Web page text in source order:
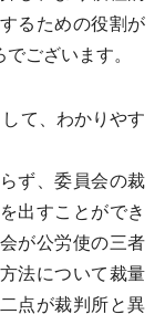
るための役割が
ございます。
て、わかりやす
ず、委員会の裁
出すことができ
が公労使の三者
法について裁量
点が裁判所と異